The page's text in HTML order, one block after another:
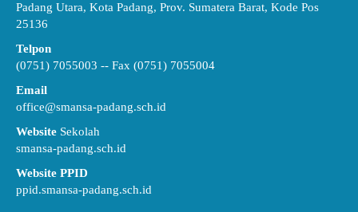
Padang Utara, Kota Padang, Prov. Sumatera Barat, Kode Pos
25136
Telpon
(0751) 7055003 -- Fax (0751) 7055004
Email
office@smansa-padang.sch.id
Website Sekolah
smansa-padang.sch.id
Website PPID
ppid.smansa-padang.sch.id